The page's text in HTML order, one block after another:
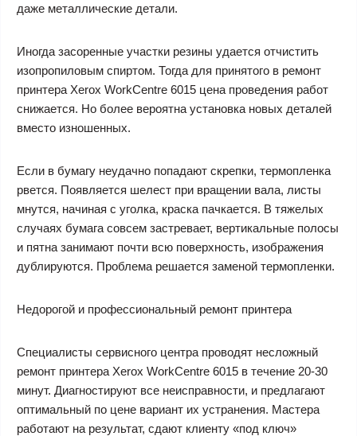
даже металлические детали.
Иногда засоренные участки резины удается отчистить
изопропиловым спиртом. Тогда для принятого в ремонт
принтера Xerox WorkCentre 6015 цена проведения работ
снижается. Но более вероятна установка новых деталей
вместо изношенных.
Если в бумагу неудачно попадают скрепки, термопленка
рвется. Появляется шелест при вращении вала, листы
мнутся, начиная с уголка, краска пачкается. В тяжелых
случаях бумага совсем застревает, вертикальные полосы
и пятна занимают почти всю поверхность, изображения
дублируются. Проблема решается заменой термопленки.
Недорогой и профессиональный ремонт принтера
Специалисты сервисного центра проводят несложный
ремонт принтера Xerox WorkCentre 6015 в течение 20-30
минут. Диагностируют все неисправности, и предлагают
оптимальный по цене вариант их устранения. Мастера
работают на результат, сдают клиенту «под ключ»